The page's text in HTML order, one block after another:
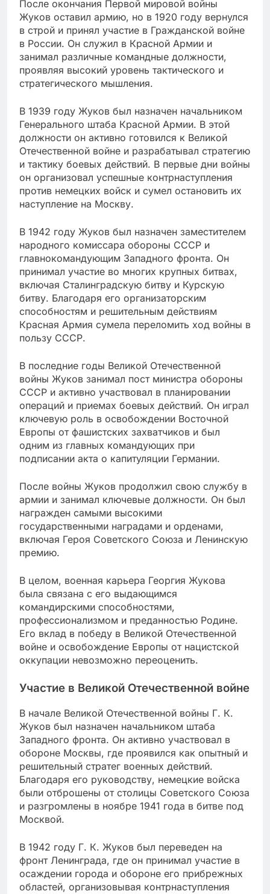
После окончания Первой мировой войны
Жуков оставил армию, но в 1920 году вернулся
в строй и принял участие в Гражданской войне
в России. Он служил в Красной Армии и
занимал различные командные должности,
проявляя высокий уровень тактического и
стратегического мышления.
В 1939 году Жуков был назначен начальником
Генерального штаба Красной Армии. В этой
должности он активно готовился к Великой
Отечественной войне и разрабатывал стратегию
и тактику боевых действий. В первые дни войны
он организовал успешные контрнаступления
против немецких войск и сумел остановить их
наступление на Москву.
В 1942 году Жуков был назначен заместителем
народного комиссара обороны СССР и
главнокомандующим Западного фронта. Он
принимал участие во многих крупных битвах,
включая Сталинградскую битву и Курскую
битву. Благодаря его организаторским
способностям и решительным действиям
Красная Армия сумела переломить ход войны в
пользу СССР.
В последние годы Великой Отечественной
войны Жуков занимал пост министра обороны
СССР и активно участвовал в планировании
операций и приемах боевых действий. Он играл
ключевую роль в освобождении Восточной
Европы от фашистских захватчиков и был
одним из главных командующих при
подписании акта о капитуляции Германии.
После войны Жуков продолжил свою службу в
армии и занимал ключевые должности. Он был
награжден самыми высокими
государственными наградами и орденами,
включая Героя Советского Союза и Ленинскую
премию.
В целом, военная карьера Георгия Жукова
была связана с его выдающимся
командирскими способностями,
профессионализмом и преданностью Родине.
Его вклад в победу в Великой Отечественной
войне и освобождение Европы от нацистской
оккупации невозможно переоценить.
Участие в Великой Отечественной войне
В начале Великой Отечественной войны Г. К.
Жуков был назначен начальником штаба
Западного фронта. Он активно участвовал в
обороне Москвы, где проявился как опытный и
решительный стратег военных действий.
Благодаря его руководству, немецкие войска
были отброшены от столицы Советского Союза
и разгромлены в ноябре 1941 года в битве под
Москвой.
В 1942 году Г. К. Жуков был переведен на
фронт Ленинграда, где он принимал участие в
осаждении города и обороне его прибрежных
областей, организовывая контрнаступления